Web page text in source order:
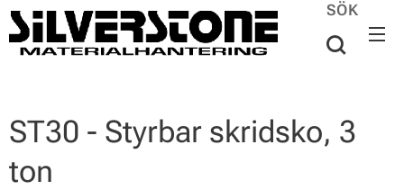
SÖK
ST30 - Styrbar skridsko, 3
ton